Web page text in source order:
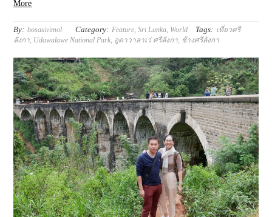
More
By: bosasivimol Category: Feature,Sri Lanka, World Tags: เที่ยวศรี
ลังกา, Udawalawe National Park, อูดาวาลาเว่ ศรีลังกา, ช้างศรีลังกา